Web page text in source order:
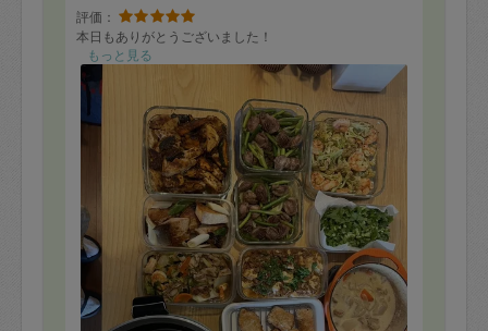
評価：
本日もありがとうございました！
もっと見る